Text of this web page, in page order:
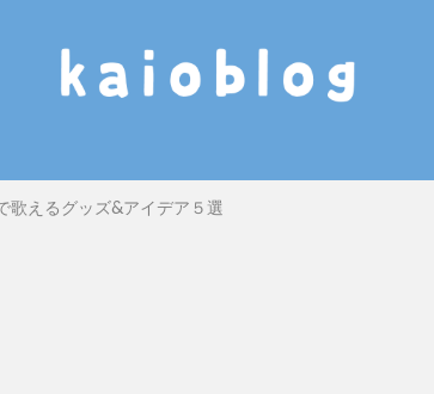
歌えるグッズ&アイデア５選